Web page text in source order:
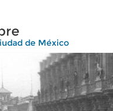
de México